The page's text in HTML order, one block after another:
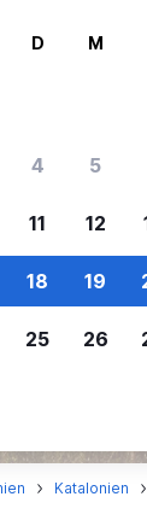
unsere
mehr
Katalonien
D M
4 5
11 12
18 19
25 26